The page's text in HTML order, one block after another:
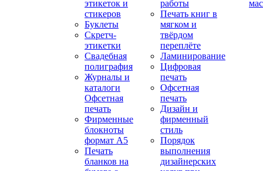
этикеток и
стикеров
Буклеты
Скретч-
этикетки
Свадебная
полиграфия
Журналы и
каталоги
Офсетная
печать
Фирменные
блокноты
формат А5
Печать
бланков на
работы
Печать книг в
мягком и
твёрдом
переплёте
Ламинирование
Цифровая
печать
Офсетная
печать
Дизайн и
фирменный
стиль
Порядок
выполнения
дизайнерских